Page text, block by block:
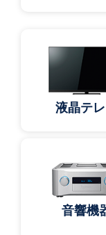
液晶テ
音響機